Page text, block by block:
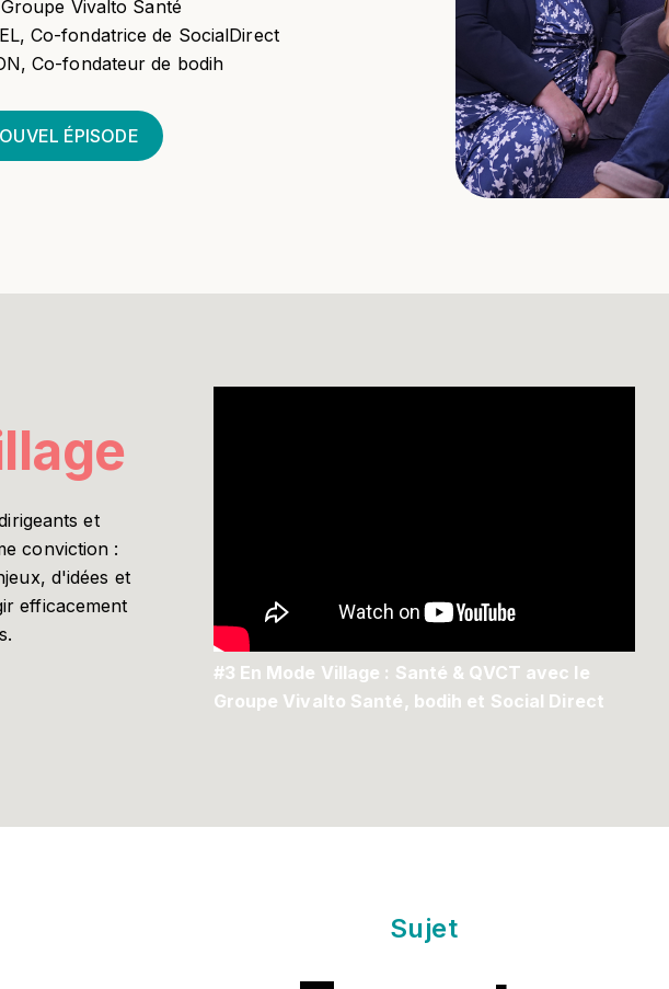
Vivalto Santé
Co-fondatrice de SocialDirect
Co-fondateur de bodih
ÉPISODE
et
conviction :
d'idées et
efficacement
#3 En Mode Village : Santé & QVCT avec le
Groupe Vivalto Santé, bodih et Social Direct
Sujet